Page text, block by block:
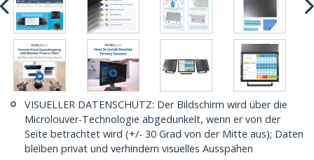
VISUELLER DATENSCHUTZ: Der Bildschirm wird über die
Microlouver-Technologie abgedunkelt, wenn er von der
Seite betrachtet wird (+/- 30 Grad von der Mitte aus); Daten
bleiben privat und verhindern visuelles Ausspähen